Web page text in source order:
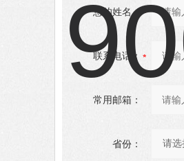
您的姓名：
联系电话：
常用邮箱：
省份：